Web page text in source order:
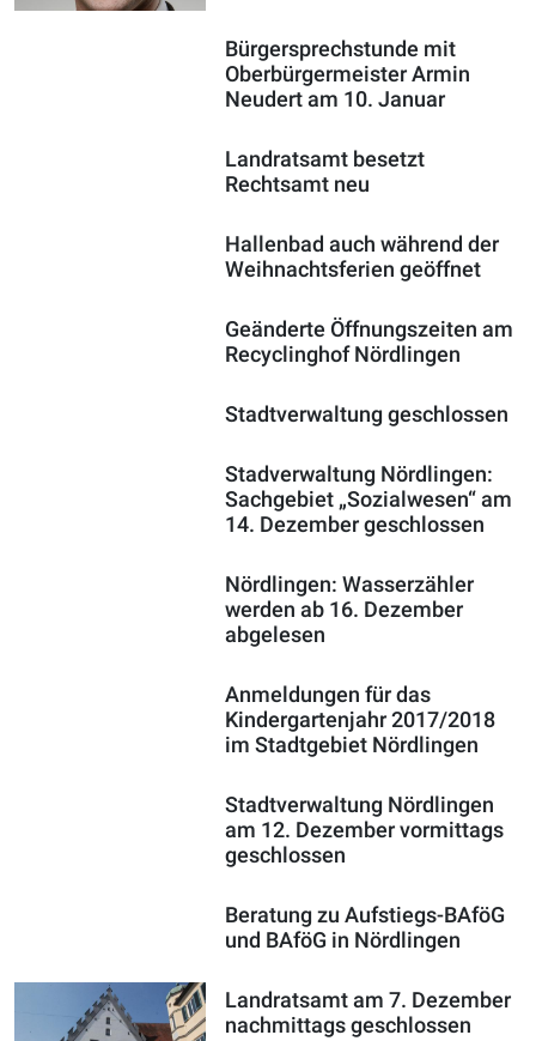
Bürgersprechstunde mit
Oberbürgermeister Armin
Neudert am 10. Januar
Landratsamt besetzt
Rechtsamt neu
Hallenbad auch während der
Weihnachtsferien geöffnet
Geänderte Öffnungszeiten am
Recyclinghof Nördlingen
Stadtverwaltung geschlossen
Stadverwaltung Nördlingen:
Sachgebiet „Sozialwesen“ am
14. Dezember geschlossen
Nördlingen: Wasserzähler
werden ab 16. Dezember
abgelesen
Anmeldungen für das
Kindergartenjahr 2017/2018
im Stadtgebiet Nördlingen
Stadtverwaltung Nördlingen
am 12. Dezember vormittags
geschlossen
Beratung zu Aufstiegs-BAföG
und BAföG in Nördlingen
Landratsamt am 7. Dezember
nachmittags geschlossen